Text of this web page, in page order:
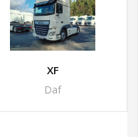
XF
Daf